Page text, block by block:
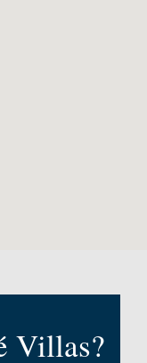
Villas?